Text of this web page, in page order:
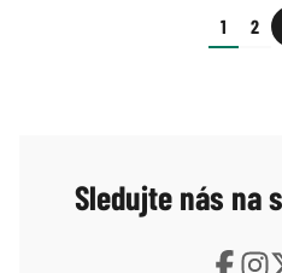
1 2
Sledujte nás na